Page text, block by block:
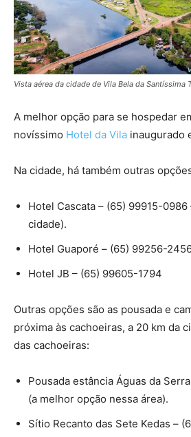
Vista aérea da cidade de Vila Bela da Santíssima
A melhor opção para se hospedar
novíssimo Hotel da Vila inaugurado
Na cidade, há também outras
Hotel Cascata – (65) 99915-
cidade).
Hotel Guaporé – (65) 99256-
Hotel JB – (65) 99605-1794
Outras opções são as pousada e
próxima às cachoeiras, a 20 km da
das cachoeiras:
Pousada estância Águas da
(a melhor opção nessa área).
Sítio Recanto das Sete Kedas –